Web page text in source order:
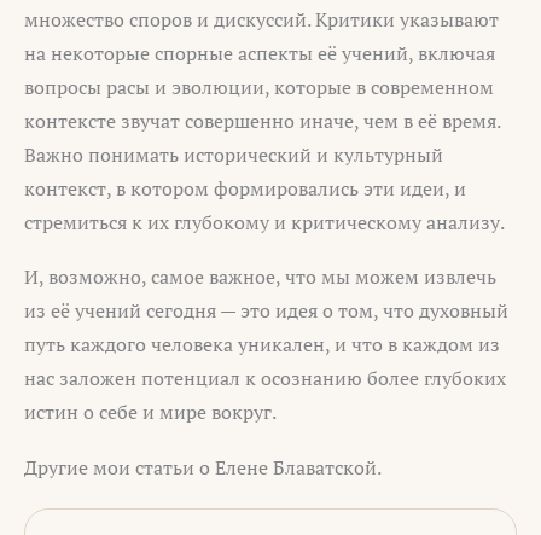
множество споров и дискуссий. Критики указывают
на некоторые спорные аспекты её учений, включая
вопросы расы и эволюции, которые в современном
контексте звучат совершенно иначе, чем в её время.
Важно понимать исторический и культурный
контекст, в котором формировались эти идеи, и
стремиться к их глубокому и критическому анализу.
И, возможно, самое важное, что мы можем извлечь
из её учений сегодня — это идея о том, что духовный
путь каждого человека уникален, и что в каждом из
нас заложен потенциал к осознанию более глубоких
истин о себе и мире вокруг.
Другие мои статьи о Елене Блаватской.